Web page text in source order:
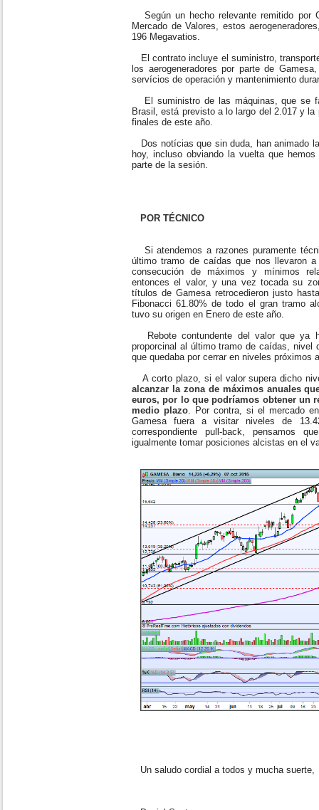
Según un hecho relevante remitido por
Mercado de Valores, estos
196 Megavatios.
El contrato incluye el suministro,
los aerogeneradores por parte de
servícios de operación y mantenimiento
El suministro de las máquinas, que se
Brasil, está previsto a lo largo del 2.017 y
finales de este año.
Dos notícias que sin duda, han animado
hoy, incluso obviando la vuelta que
parte de la sesión.
POR TÉCNICO
Si atendemos a razones puramente
último tramo de caídas que nos llevaron
consecución de máximos y mínimos
entonces el valor, y una vez tocada su
títulos de Gamesa retrocedieron justo
Fibonacci 61.80% de todo el gran tramo
tuvo su origen en Enero de este año.
Rebote contundente del valor que ya
proporcinal al último tramo de caídas, nivel
que quedaba por cerrar en niveles próximos
A corto plazo, si el valor supera dicho
alcanzar la zona de máximos anuales
euros, por lo que podríamos obtener un
medio plazo. Por contra, si el mercado
Gamesa fuera a visitar niveles de
correspondiente pull-back, pensamos
igualmente tomar posiciones alcistas en el
Un saludo cordial a todos y mucha suerte,